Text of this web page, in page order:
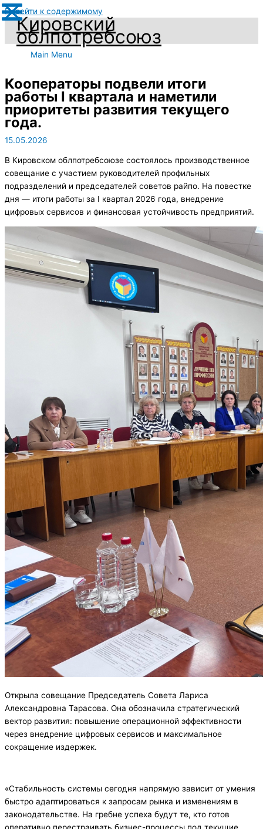
Перейти к содержимому
Кировский
облпотребсоюз
Main Menu
Кооператоры подвели итоги
работы I квартала и наметили
приоритеты развития текущего
года.
15.05.2026
В Кировском облпотребсоюзе состоялось производственное
совещание с участием руководителей профильных
подразделений и председателей советов райпо. На повестке
дня — итоги работы за I квартал 2026 года, внедрение
цифровых сервисов и финансовая устойчивость предприятий.
Открыла совещание Председатель Совета Лариса
Александровна Тарасова. Она обозначила стратегический
вектор развития: повышение операционной эффективности
через внедрение цифровых сервисов и максимальное
сокращение издержек.
«Стабильность системы сегодня напрямую зависит от умения
быстро адаптироваться к запросам рынка и изменениям в
законодательстве. На гребне успеха будут те, кто готов